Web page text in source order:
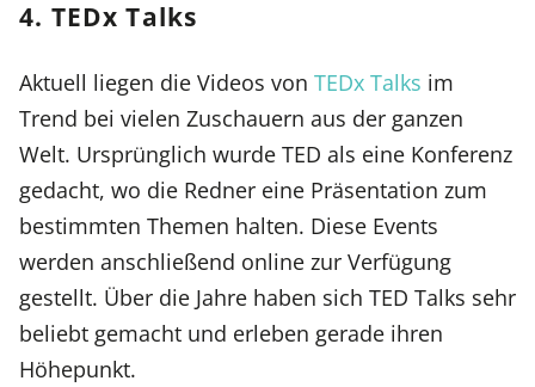
4. TEDx Talks
Aktuell liegen die Videos von TEDx Talks im
Trend bei vielen Zuschauern aus der ganzen
Welt. Ursprünglich wurde TED als eine Konferenz
gedacht, wo die Redner eine Präsentation zum
bestimmten Themen halten. Diese Events
werden anschließend online zur Verfügung
gestellt. Über die Jahre haben sich TED Talks sehr
beliebt gemacht und erleben gerade ihren
Höhepunkt.